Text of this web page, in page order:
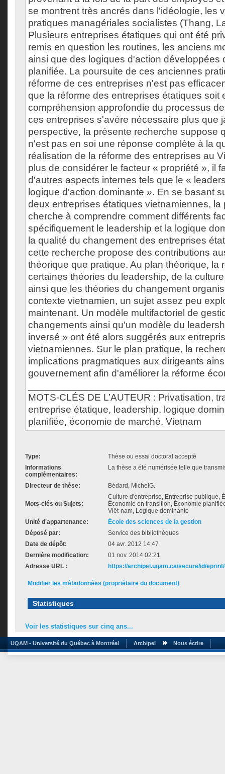
se montrent très ancrés dans l'idéologie, les
pratiques managériales socialistes (Thang,
Plusieurs entreprises étatiques qui ont été
remis en question les routines, les anciens
ainsi que des logiques d'action développées
planifiée. La poursuite de ces anciennes
réforme de ces entreprises n'est pas
que la réforme des entreprises étatiques soit
compréhension approfondie du processus
ces entreprises s'avère nécessaire plus que
perspective, la présente recherche suppose
n'est pas en soi une réponse complète à la
réalisation de la réforme des entreprises au
plus de considérer le facteur « propriété », il
d'autres aspects internes tels que le «
logique d'action dominante ». En se basant
deux entreprises étatiques vietnamiennes, la
cherche à comprendre comment différents
spécifiquement le leadership et la logique
la qualité du changement des entreprises
cette recherche propose des contributions
théorique que pratique. Au plan théorique, la
certaines théories du leadership, de la
ainsi que les théories du changement
contexte vietnamien, un sujet assez peu
maintenant. Un modèle multifactoriel de
changements ainsi qu'un modèle du
inversé » ont été alors suggérés aux
vietnamiennes. Sur le plan pratique, la
implications pragmatiques aux dirigeants
gouvernement afin d'améliorer la réforme
MOTS-CLÉS DE L’AUTEUR : Privatisation,
entreprise étatique, leadership, logique
planifiée, économie de marché, Vietnam
Type:
Thèse ou essai doctoral accepté
Informations
complémentaires:
La thèse a été numérisée telle que
Directeur de thèse: Bédard, MichelG.
Mots-clés ou Sujets:
Culture d'entreprise, Entreprise publique,
Économie en transition, Économie
Viêt-nam, Logique dominante
Unité d'appartenance:
École des sciences de la gestion
Déposé par:
Service des bibliothèques
Date de dépôt:
04 avr. 2012 14:47
Dernière modification:
01 nov. 2014 02:21
Adresse URL :
https://archipel.uqam.ca/secure/id/
Modifier les métadonnées (propriétaire du document)
Statistiques
Voir les statistiques sur cinq ans...
UQAM - Université du Québec à Montréal Archipel Nous écrire